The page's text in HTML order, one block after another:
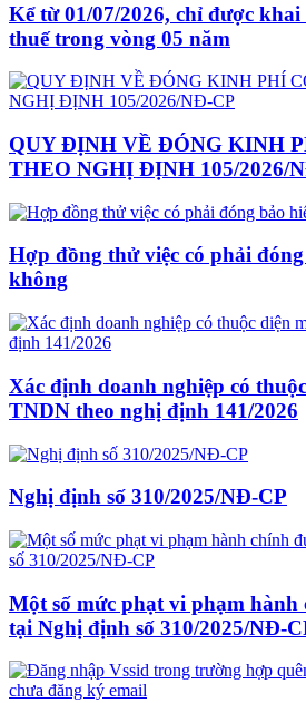
Kể từ 01/07/2026, chỉ được
thuế trong vòng 05 năm
QUY ĐỊNH VỀ ĐÓNG KINH
THEO NGHỊ ĐỊNH 105/2026/
Hợp đồng thử việc có phải
không
Xác định doanh nghiệp có
TNDN theo nghị định 141/2026
Nghị định số 310/2025/NĐ-CP
Một số mức phạt vi phạm hành
tại Nghị định số 310/2025/NĐ-